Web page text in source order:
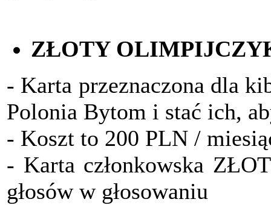
ZŁOTY
- Karta przeznaczona dla
Polonia Bytom i stać ich,
- Koszt to 200 PLN /
- Karta członkowska
głosów w głosowaniu